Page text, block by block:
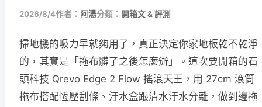
2026/8/4作者： 阿湯分類： 開箱文 & 評測
掃地機的吸力早就夠用了，真正決定你家地板乾不乾淨
的，其實是「拖布髒了之後怎麼辦」。這次要開箱的石
頭科技 Qrevo Edge 2 Flow 搖滾天王，用 27cm 滾筒
拖布搭配恆壓刮條、汙水盒跟清水汙水分離，做到邊拖